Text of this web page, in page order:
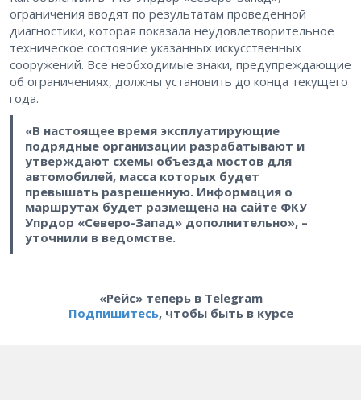
ограничения вводят по результатам проведенной
диагностики, которая показала неудовлетворительное
техническое состояние указанных искусственных
сооружений. Все необходимые знаки, предупреждающие
об ограничениях, должны установить до конца текущего
года.
«В настоящее время эксплуатирующие
подрядные организации разрабатывают и
утверждают схемы объезда мостов для
автомобилей, масса которых будет
превышать разрешенную. Информация о
маршрутах будет размещена на сайте ФКУ
Упрдор «Северо-Запад» дополнительно», –
уточнили в ведомстве.
«Рейс» теперь в Telegram
Подпишитесь, чтобы быть в курсе